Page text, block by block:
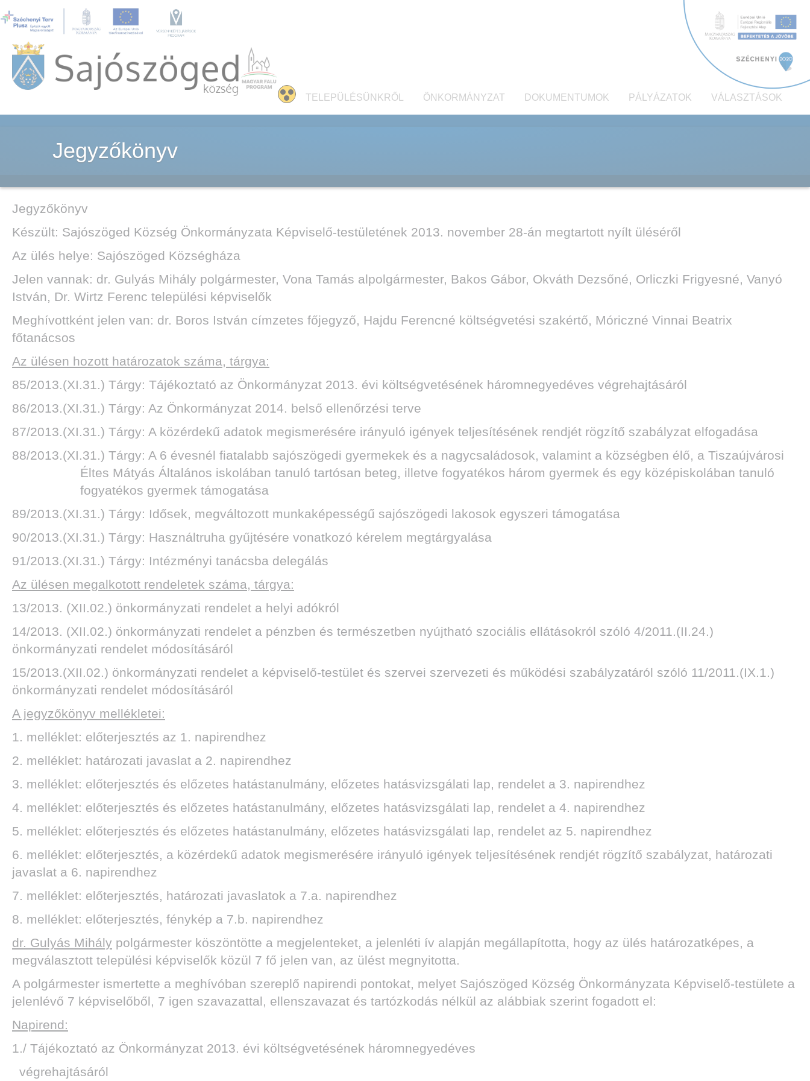
TELEPÜLÉSÜNKRŐL ÖNKORMÁNYZAT DOKUMENTUMOK PÁLYÁZATOK VÁLASZTÁSOK
Jegyzőkönyv
Jegyzőkönyv
Készült: Sajószöged Község Önkormányzata Képviselő-testületének 2013. november 28-án megtartott nyílt üléséről
Az ülés helye: Sajószöged Községháza
Jelen vannak: dr. Gulyás Mihály polgármester, Vona Tamás alpolgármester, Bakos Gábor, Okváth Dezsőné, Orliczki Frigyesné, Vanyó
István, Dr. Wirtz Ferenc települési képviselők
Meghívottként jelen van: dr. Boros István címzetes főjegyző, Hajdu Ferencné költségvetési szakértő, Móriczné Vinnai Beatrix
főtanácsos
Az ülésen hozott határozatok száma, tárgya:
85/2013.(XI.31.) Tárgy: Tájékoztató az Önkormányzat 2013. évi költségvetésének háromnegyedéves végrehajtásáról
86/2013.(XI.31.) Tárgy: Az Önkormányzat 2014. belső ellenőrzési terve
87/2013.(XI.31.) Tárgy: A közérdekű adatok megismerésére irányuló igények teljesítésének rendjét rögzítő szabályzat elfogadása
88/2013.(XI.31.) Tárgy: A 6 évesnél fiatalabb sajószögedi gyermekek és a nagycsaládosok, valamint a községben élő, a Tiszaújvárosi
Éltes Mátyás Általános iskolában tanuló tartósan beteg, illetve fogyatékos három gyermek és egy középiskolában tanuló
fogyatékos gyermek támogatása
89/2013.(XI.31.) Tárgy: Idősek, megváltozott munkaképességű sajószögedi lakosok egyszeri támogatása
90/2013.(XI.31.) Tárgy: Használtruha gyűjtésére vonatkozó kérelem megtárgyalása
91/2013.(XI.31.) Tárgy: Intézményi tanácsba delegálás
Az ülésen megalkotott rendeletek száma, tárgya:
13/2013. (XII.02.) önkormányzati rendelet a helyi adókról
14/2013. (XII.02.) önkormányzati rendelet a pénzben és természetben nyújtható szociális ellátásokról szóló 4/2011.(II.24.)
önkormányzati rendelet módosításáról
15/2013.(XII.02.) önkormányzati rendelet a képviselő-testület és szervei szervezeti és működési szabályzatáról szóló 11/2011.(IX.1.)
önkormányzati rendelet módosításáról
A jegyzőkönyv mellékletei:
1. melléklet: előterjesztés az 1. napirendhez
2. melléklet: határozati javaslat a 2. napirendhez
3. melléklet: előterjesztés és előzetes hatástanulmány, előzetes hatásvizsgálati lap, rendelet a 3. napirendhez
4. melléklet: előterjesztés és előzetes hatástanulmány, előzetes hatásvizsgálati lap, rendelet a 4. napirendhez
5. melléklet: előterjesztés és előzetes hatástanulmány, előzetes hatásvizsgálati lap, rendelet az 5. napirendhez
6. melléklet: előterjesztés, a közérdekű adatok megismerésére irányuló igények teljesítésének rendjét rögzítő szabályzat, határozati
javaslat a 6. napirendhez
7. melléklet: előterjesztés, határozati javaslatok a 7.a. napirendhez
8. melléklet: előterjesztés, fénykép a 7.b. napirendhez
dr. Gulyás Mihály polgármester köszöntötte a megjelenteket, a jelenléti ív alapján megállapította, hogy az ülés határozatképes, a
megválasztott települési képviselők közül 7 fő jelen van, az ülést megnyitotta.
A polgármester ismertette a meghívóban szereplő napirendi pontokat, melyet Sajószöged Község Önkormányzata Képviselő-testülete a
jelenlévő 7 képviselőből, 7 igen szavazattal, ellenszavazat és tartózkodás nélkül az alábbiak szerint fogadott el:
Napirend:
1./ Tájékoztató az Önkormányzat 2013. évi költségvetésének háromnegyedéves
végrehajtásáról